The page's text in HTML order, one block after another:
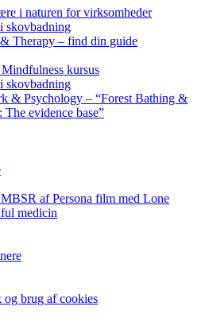
i naturen for virksomheder
skovbadning
Therapy – find din guide
kursus
skovbadning
& Psychology – “Forest Bathing &
The evidence base”
af Persona film med Lone
medicin
brug af cookies